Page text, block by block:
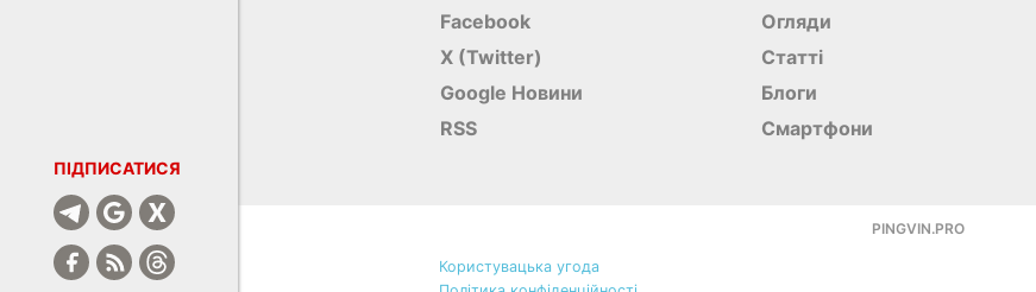
ПІДПИСАТИСЯ
Facebook
X (Twitter)
Google Новини
RSS
Огляди
Статті
Блоги
Смартфони
PINGVIN.PRO
Користувацька угода